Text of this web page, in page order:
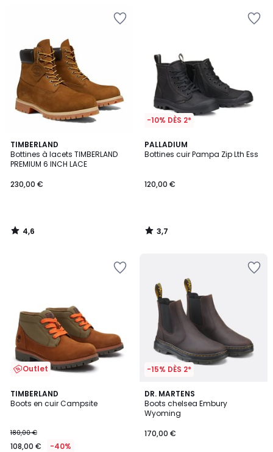
TIMBERLAND
Bottines à lacets TIMBERLAND
PREMIUM 6 INCH LACE
230,00 €
4,6
/ 5
4,6
/
-10% DÈS 2*
PALLADIUM
Bottines cuir Pampa Zip Lth Ess
120,00 €
3,7
/ 5
3,7
/
Outlet
TIMBERLAND
Boots en cuir Campsite
180,00 €
108,00 € -40%
5
/
-15% DÈS 2*
DR. MARTENS
Boots chelsea Embury
Wyoming
170,00 €